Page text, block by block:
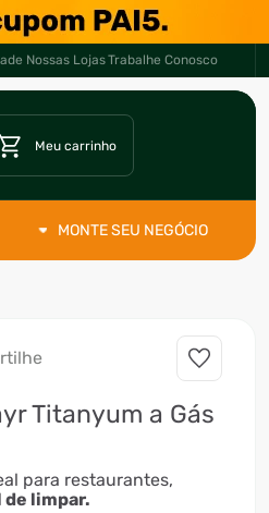
Nossas LojasTrabalhe Conosco
MONTE SEU NEGÓCIO
Titanyum a Gás
para restaurantes,
de limpar.